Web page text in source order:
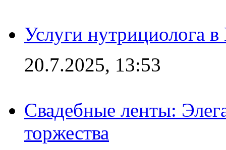
Услуги нутрициолога
20.7.2025, 13:53
Свадебные ленты:
торжества